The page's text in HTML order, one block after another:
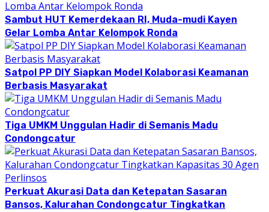
Sambut HUT Kemerdekaan RI, Muda-mudi Kayen
Gelar Lomba Antar Kelompok Ronda
Satpol PP DIY Siapkan Model Kolaborasi Keamanan
Berbasis Masyarakat
Tiga UMKM Unggulan Hadir di Semanis Madu
Condongcatur
Perkuat Akurasi Data dan Ketepatan Sasaran
Bansos, Kalurahan Condongcatur Tingkatkan